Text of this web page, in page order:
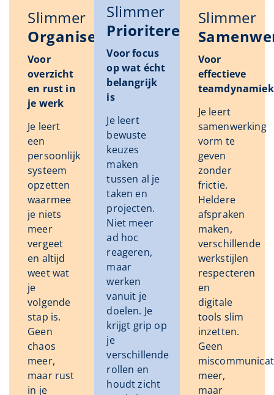
Slimmer
Organiseren
Voor
overzicht
en rust in
je werk
Je leert
een
persoonlijk
systeem
opzetten
waarmee
je niets
meer
vergeet
en altijd
weet wat
je
volgende
stap is.
Geen
chaos
meer,
maar rust
in je
Slimmer
Prioriteren
Voor focus
op wat écht
belangrijk
is
Je leert
bewuste
keuzes
maken
tussen al je
taken en
projecten.
Niet meer
ad hoc
reageren,
maar
werken
vanuit je
doelen. Je
krijgt grip op
je
verschillende
rollen en
houdt zicht
Slimmer
Voor
effectieve
teamdynamiek
Je leert
samenwerking
vorm te
geven
zonder
frictie.
Heldere
afspraken
maken,
verschillende
werkstijlen
respecteren
en
digitale
tools slim
inzetten.
Geen
meer,
maar